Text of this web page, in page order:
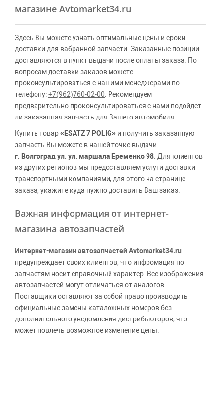
магазине Avtomarket34.ru
Здесь Вы можете узнать оптимальные цены и сроки
доставки для вабранной запчасти. Заказанные позиции
доставляются в пункт выдачи после оплаты заказа. По
вопросам доставки заказов можете
проконсультироваться с нашими менеджерами по
телефону:+7(962)760-02-00 . Рекомендуем
предварительно проконсультироваться с нами подойдет
ли заказанная запчасть для Вашего автомобиля.
Купить товар«ESATZ 7 POLIG» и получить заказанную
запчасть Вы можете в нашей точке выдачи:
г. Волгоград ул. ул. маршала Еременко 98 . Для клиентов
из других регионов мы предоставляем услуги доставки
транспортными компаниями, для этого на странице
заказа, укажите куда нужно доставить Ваш заказ.
Важная информация от интернет-
магазина автозапчастей
Интернет-магазин автозапчастей Avtomarket34.ru
предупреждает своих клиентов, что инфромация по
запчастям носит справочный характер. Все изображения
автозапчастей могут отличаться от аналогов.
Поставщики оставляют за собой право производить
официальные замены каталожных номеров без
дополнительного уведомления дистрибьюторов, что
может повлечь возможное изменение цены.